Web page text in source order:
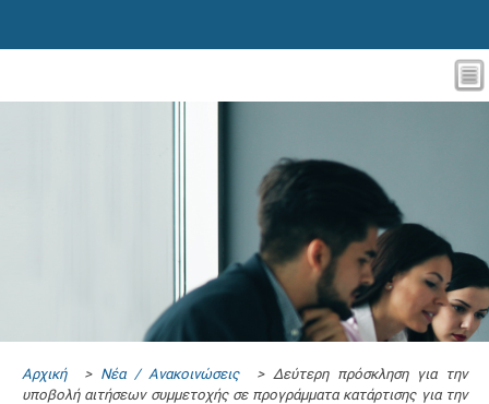
Αρχική> Νέα / Ανακοινώσεις> Δεύτερη πρόσκληση για την
υποβολή αιτήσεων συμμετοχής σε προγράμματα κατάρτισης για την